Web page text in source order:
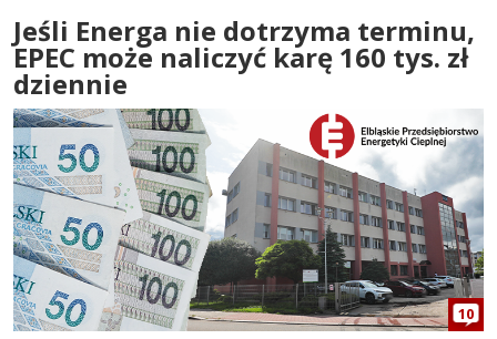
Jeśli Energa nie dotrzyma terminu,
EPEC może naliczyć karę 160 tys. zł
dziennie
10